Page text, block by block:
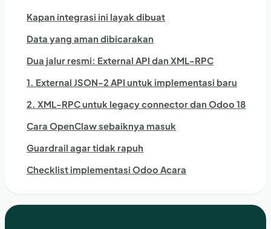
Kapan integrasi ini layak dibuat
Data yang aman dibicarakan
Dua jalur resmi: External API dan XML-RPC
1. External JSON-2 API untuk implementasi baru
2. XML-RPC untuk legacy connector dan Odoo 18
Cara OpenClaw sebaiknya masuk
Guardrail agar tidak rapuh
Checklist implementasi Odoo Acara